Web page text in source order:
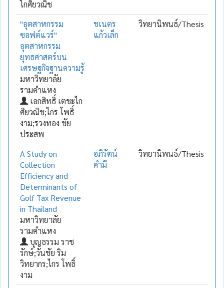
ไกศิยวณิช
"อุตสาหกรรม
ซอฟต์แวร์"
อุตสาหกรรม
ยุทธศาสตร์บน
เศรษฐกิจฐานความรู้
มหาวิทยาลัย
รามคำแหง
เอกสิทธิ์ เตชะไก
ศิยวณิช;ไกร โพธิ์
งาม;รวงทอง ชัย
ประสพ
ชเนตร
แก้วเล็ก
วิทยานิพนธ์/Thesis
A Study on
Collection
Efficiency and
Determinants of
Golf Tax Revenue
in Thailand
มหาวิทยาลัย
รามคำแหง
บุญธรรม ราช
รักษ์;วันชัย ริม
วิทยากร;ไกร โพธิ์
งาม
อภิรัตน์
คำมี
วิทยานิพนธ์/Thesis